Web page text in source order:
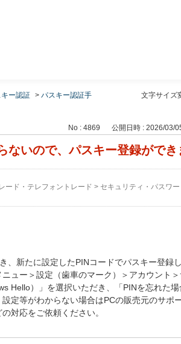
文字サイズ
ー認証 > パスキー認証手
No : 4869 公開日時 : 2026/03/
ないので、パスキー登録ができ
ード・テレフォントレード > セキュリティ・パスワー
、新たに設定したPINコードでパスキー登録
ュー＞設定（歯車のマーク）＞アカウント
Hello）」を選択いただき、「PINを忘れた場
定等がわからない場合はPCの販売元のサポ
対応をご依頼ください。